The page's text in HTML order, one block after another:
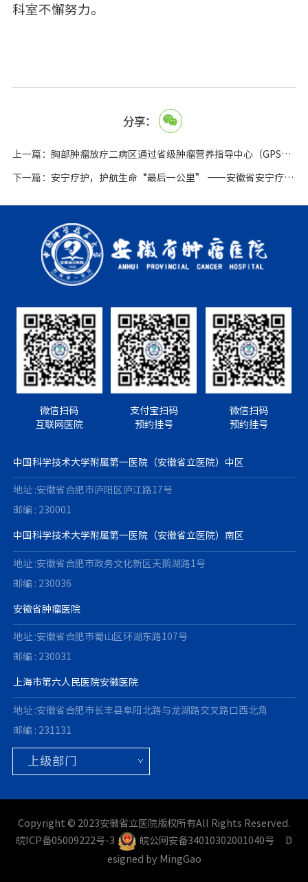
科室不懈努力。
分享：
上一篇： 胸部肿瘤放疗二病区通过省级肿瘤营养指导中心（GPS）项目评审
下一篇： 安宁疗护，护航生命“最后一公里” ——安徽省安宁疗护服务管理中心在我院正式挂牌成立
微信扫码
互联网医院
支付宝扫码
预约挂号
微信扫码
预约挂号
中国科学技术大学附属第一医院（安徽省立医院）中区
地址 :安徽省合肥市庐阳区庐江路17号
邮编 : 230001
中国科学技术大学附属第一医院（安徽省立医院）南区
地址 :安徽省合肥市政务文化新区天鹅湖路1号
邮编 : 230036
安徽省肿瘤医院
地址 :安徽省合肥市蜀山区环湖东路107号
邮编 : 230031
上海市第六人民医院安徽医院
地址 :安徽省合肥市长丰县阜阳北路与龙湖路交叉路口西北角
邮编 : 231131
Copyright © 2023安徽省立医院版权所有All Rights Reserved.
皖ICP备05009222号-3
皖公网安备34010302001040号
D
esigned by MingGao